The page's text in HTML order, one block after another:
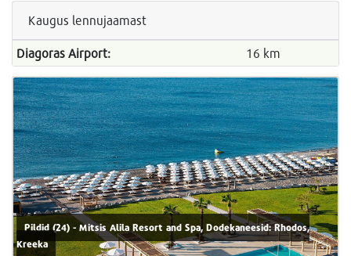
Kaugus lennujaamast
Diagoras Airport: 16 km
Pildid (24) - Mitsis Alila Resort and Spa, Dodekaneesid: Rhodos,
Kreeka